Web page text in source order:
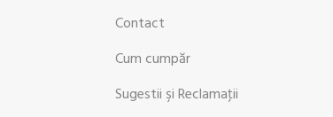
Contact
Cum cumpăr
Sugestii şi Reclamaţii